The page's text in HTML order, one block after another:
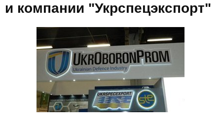
и компании "Укрспецэкспорт"